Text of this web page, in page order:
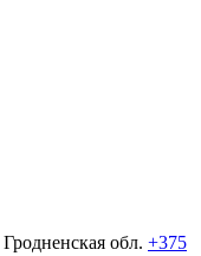
Гродненская обл. +375